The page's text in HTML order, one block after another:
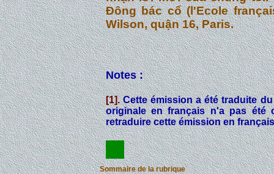
Đông bác cổ (l'Ecole
Wilson, quận 16, Paris.
Notes :
[1].Cette émission a été traduite
originale en français n'a pas été
retraduire cette émission en
Sommaire de la rubrique